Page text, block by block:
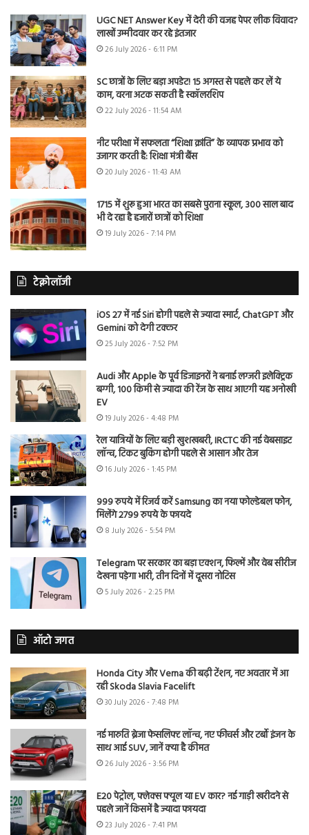
UGC NET Answer Key में देरी की वजह पेपर लीक विवाद?
लाखों उम्मीदवार कर रहे इंतजार
26 July 2026 - 6:11 PM
SC छात्रों के लिए बड़ा अपडेट! 15 अगस्त से पहले कर लें ये
काम, वरना अटक सकती है स्कॉलरशिप
22 July 2026 - 11:54 AM
नीट परीक्षा में सफलता “शिक्षा क्रांति” के व्यापक प्रभाव को
उजागर करती है: शिक्षा मंत्री बैंस
20 July 2026 - 11:43 AM
1715 में शुरू हुआ भारत का सबसे पुराना स्कूल, 300 साल बाद
भी दे रहा है हजारों छात्रों को शिक्षा
19 July 2026 - 7:14 PM
टेक्नोलॉजी
iOS 27 में नई Siri होगी पहले से ज्यादा स्मार्ट, ChatGPT और
Gemini को देगी टक्कर
25 July 2026 - 7:52 PM
Audi और Apple के पूर्व डिजाइनरों ने बनाई लग्जरी इलेक्ट्रिक
बग्गी, 100 किमी से ज्यादा की रेंज के साथ आएगी यह अनोखी
EV
19 July 2026 - 4:48 PM
रेल यात्रियों के लिए बड़ी खुशखबरी, IRCTC की नई वेबसाइट
लॉन्च, टिकट बुकिंग होगी पहले से आसान और तेज
16 July 2026 - 1:45 PM
999 रुपये में रिजर्व करें Samsung का नया फोल्डेबल फोन,
मिलेंगे 2799 रुपये के फायदे
8 July 2026 - 5:54 PM
Telegram पर सरकार का बड़ा एक्शन, फिल्में और वेब सीरीज
देखना पड़ेगा भारी, तीन दिनों में दूसरा नोटिस
5 July 2026 - 2:25 PM
ऑटो जगत
Honda City और Verna की बढ़ी टेंशन, नए अवतार में आ
रही Skoda Slavia Facelift
30 July 2026 - 7:48 PM
नई मारुति ब्रेजा फेसलिफ्ट लॉन्च, नए फीचर्स और टर्बो इंजन के
साथ आई SUV, जानें क्या है कीमत
26 July 2026 - 3:56 PM
E20 पेट्रोल, फ्लेक्स फ्यूल या EV कार? नई गाड़ी खरीदने से
पहले जानें किसमें है ज्यादा फायदा
23 July 2026 - 7:41 PM